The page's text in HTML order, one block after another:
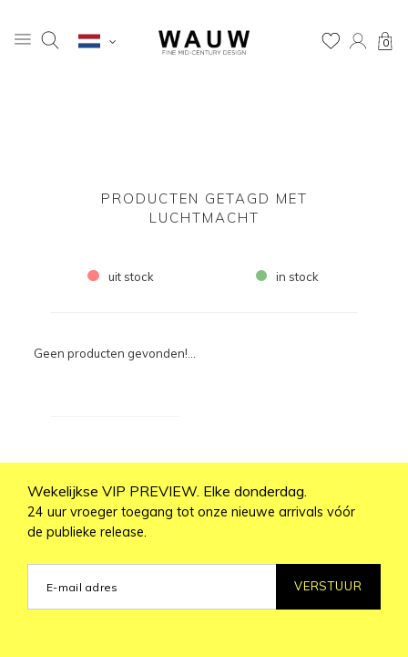
0
PRODUCTEN GETAGD MET
LUCHTMACHT
uit stock in stock
Geen producten gevonden!...
Wekelijkse VIP PREVIEW. Elke donderdag.
24 uur vroeger toegang tot onze nieuwe arrivals vóór
de publieke release.
VERSTUUR